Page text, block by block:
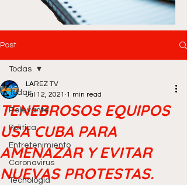
Post
Todas
Relevante
Política
Entretenimiento
Coronavirus
Tecnología
Todas
TENEBROSOS EQUIPOS
USA CUBA PARA
AMENAZAR Y EVITAR
NUEVAS PROTESTAS.
LAREZ TV
Jul 12, 2021 1 min read